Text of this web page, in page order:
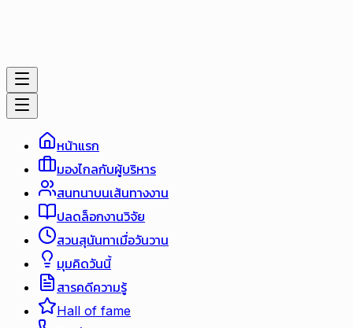
หน้าแรก
มองไกลกับผู้บริหาร
สนทนาบนเส้นทางงาน
ปลดล็อกงานวิจัย
สวนสุนันทาเมื่อวันวาน
มุมคิดวันนี้
สารคดีความรู้
Hall of fame